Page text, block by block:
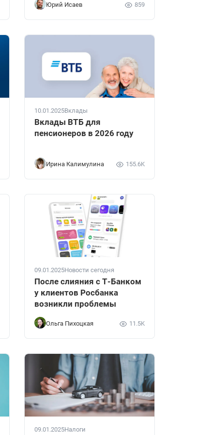
Юрий Исаев 859
10.01.2025Вклады
Вклады ВТБ для
пенсионеров в 2026 году
Ирина Калимулина 155.6K
09.01.2025Новости сегодня
После слияния с Т-Банком
у клиентов Росбанка
возникли проблемы
Ольга Пихоцкая 11.5K
09.01.2025Налоги